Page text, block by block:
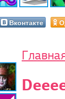
Вконтакте